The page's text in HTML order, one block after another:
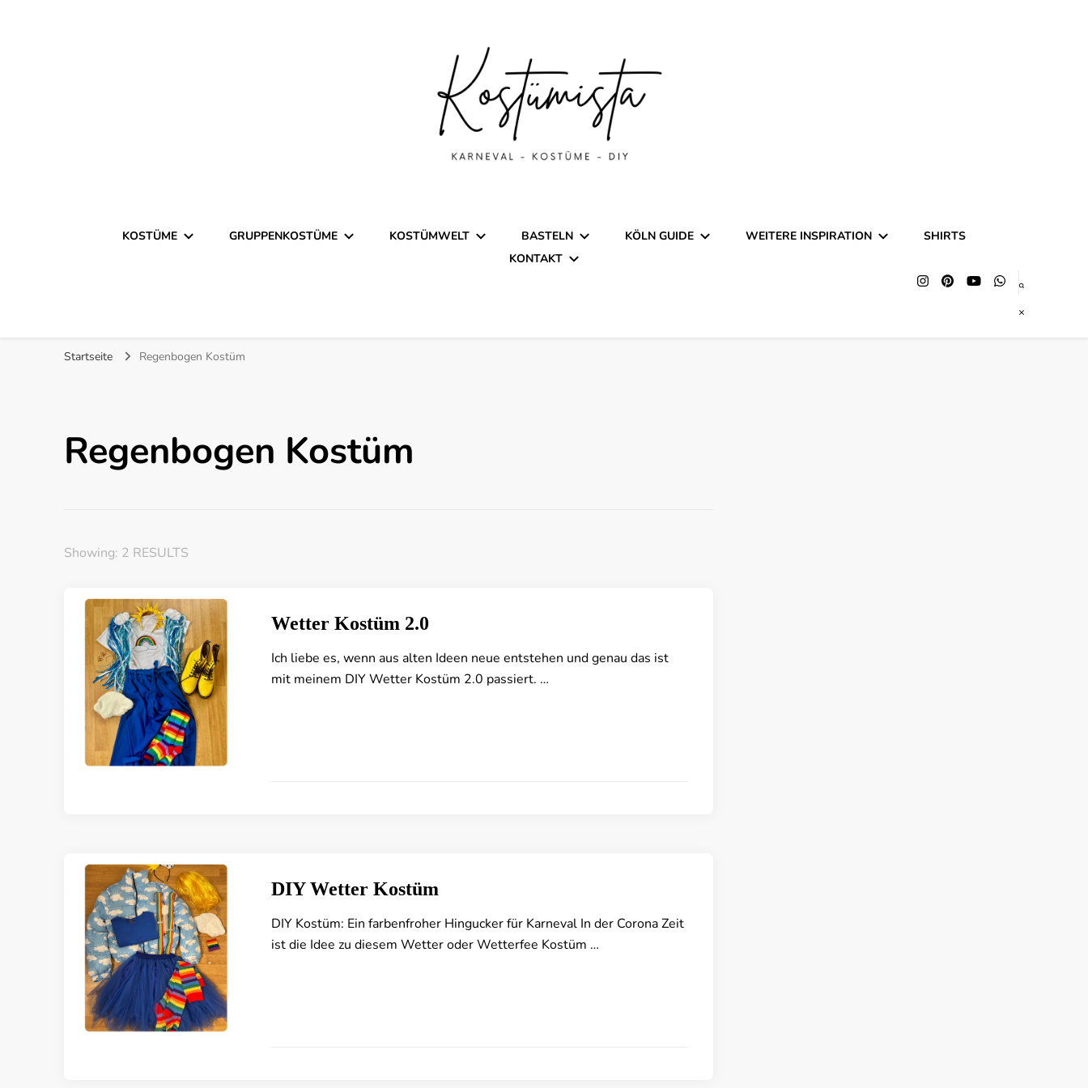
KOSTÜME GRUPPENKOSTÜME KOSTÜMWELT BASTELN KÖLN GUIDE WEITERE INSPIRATION
SHIRTS
KONTAKT
Startseite Regenbogen Kostüm
Regenbogen Kostüm
Showing: 2 RESULTS
Wetter Kostüm 2.0
Ich liebe es, wenn aus alten Ideen neue entstehen und genau das ist
mit meinem DIY Wetter Kostüm 2.0 passiert. …
DIY Wetter Kostüm
DIY Kostüm: Ein farbenfroher Hingucker für Karneval In der Corona Zeit
ist die Idee zu diesem Wetter oder Wetterfee Kostüm …